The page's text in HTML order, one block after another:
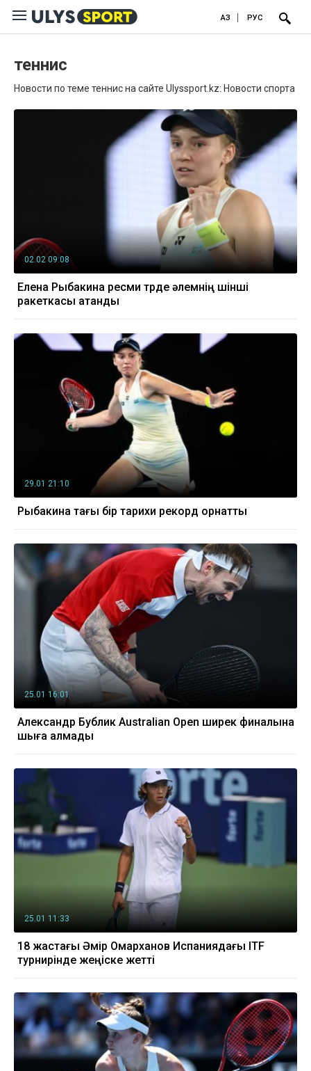
ҚАЗ РУС
теннис
Новости по теме теннис на сайте Ulyssport.kz: Новости спорта
02.02 09:08
Елена Рыбакина ресми түрде әлемнің үшінші
ракеткасы атанды
29.01 21:10
Рыбакина тағы бір тарихи рекорд орнатты
25.01 16:01
Александр Бублик Australian Open ширек финалына
шыға алмады
25.01 11:33
18 жастағы Әмір Омарханов Испаниядағы ITF
турнирінде жеңіске жетті